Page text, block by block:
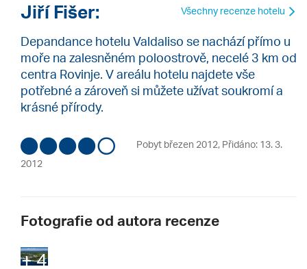
Všechny recenze hotelu
Jiří Fišer:
Depandance hotelu Valdaliso se nachází přímo u
moře na zalesněném poloostrově, necelé 3 km od
centra Rovinje. V areálu hotelu najdete vše
potřebné a zároveň si můžete užívat soukromí a
krásné přírody.
Pobyt březen 2012, Přidáno: 13. 3.
2012
Fotografie od autora recenze
+ 4